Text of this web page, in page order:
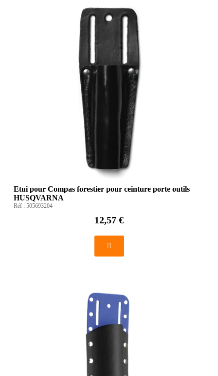
Etui pour Compas forestier pour ceinture porte outils
HUSQVARNA
Réf : 505693204
12,57 €